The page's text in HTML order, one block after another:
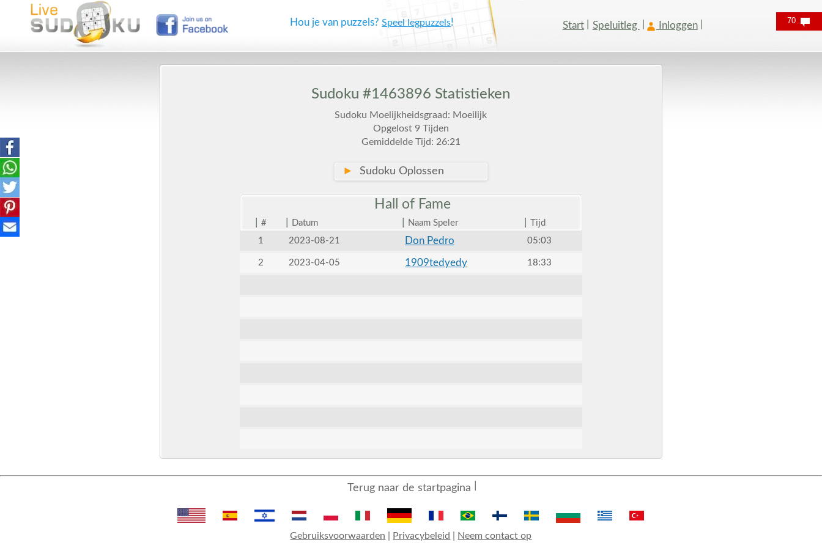
Hou je van puzzels?Speel legpuzzels! Start Speluitleg Inloggen
Sudoku #1463896 Statistieken
Sudoku Moelijkheidsgraad: Moeilijk
Opgelost 9 Tijden
Gemiddelde Tijd: 26:21
► Sudoku Oplossen
Hall of Fame
# Datum Naam Speler
Tijd
1
2023-08-21 Don Pedro 05:03
2 2023-04-05 1909tedyedy 18:33
Terug naar de startpagina
Gebruiksvoorwaarden Privacybeleid Neem contact op
70